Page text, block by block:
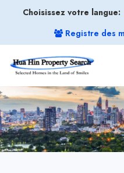
Choisissez votre langue:
Registre des